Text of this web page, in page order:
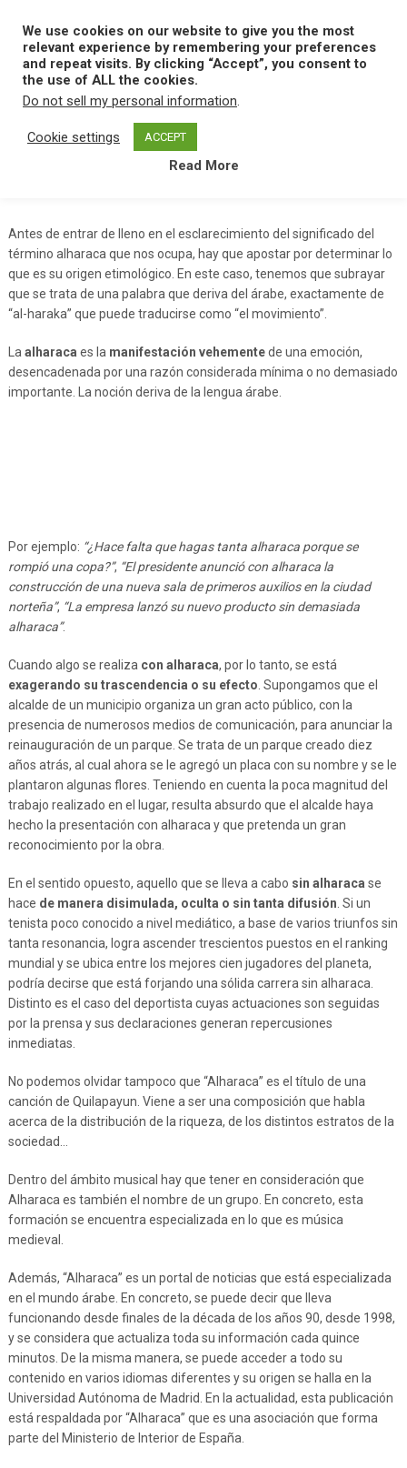
content
MENU
Home A Alharaca
Antes de entrar de lleno en el esclarecimiento del significado del
término alharaca que nos ocupa, hay que apostar por determinar lo
que es su origen etimológico. En este caso, tenemos que subrayar
que se trata de una palabra que deriva del árabe, exactamente de
“al-haraka” que puede traducirse como “el movimiento”.
La alharaca es la manifestación vehementede una emoción,
desencadenada por una razón considerada mínima o no demasiado
importante. La noción deriva de la lengua árabe.
Por ejemplo: “¿Hace falta que hagas tanta alharaca porque se
rompió una copa?”, “El presidente anunció con alharaca la
construcción de una nueva sala de primeros auxilios en la ciudad
norteña”, “La empresa lanzó su nuevo producto sin demasiada
alharaca”.
Cuando algo se realiza con alharaca, por lo tanto, se está
exagerando su trascendencia o su efecto . Supongamos que el
alcalde de un municipio organiza un gran acto público, con la
presencia de numerosos medios de comunicación, para anunciar la
reinauguración de un parque. Se trata de un parque creado diez
años atrás, al cual ahora se le agregó un placa con su nombre y se le
plantaron algunas flores. Teniendo en cuenta la poca magnitud del
trabajo realizado en el lugar, resulta absurdo que el alcalde haya
hecho la presentación con alharaca y que pretenda un gran
reconocimiento por la obra.
En el sentido opuesto, aquello que se lleva a cabo sin alharaca se
hace de manera disimulada, oculta o sin tanta difusión . Si un
tenista poco conocido a nivel mediático, a base de varios triunfos sin
tanta resonancia, logra ascender trescientos puestos en el ranking
mundial y se ubica entre los mejores cien jugadores del planeta,
podría decirse que está forjando una sólida carrera sin alharaca.
Distinto es el caso del deportista cuyas actuaciones son seguidas
por la prensa y sus declaraciones generan repercusiones
inmediatas.
No podemos olvidar tampoco que “Alharaca” es el título de una
canción de Quilapayun. Viene a ser una composición que habla
acerca de la distribución de la riqueza, de los distintos estratos de la
sociedad…
Dentro del ámbito musical hay que tener en consideración que
Alharaca es también el nombre de un grupo. En concreto, esta
formación se encuentra especializada en lo que es música
medieval.
Además, “Alharaca” es un portal de noticias que está especializada
en el mundo árabe. En concreto, se puede decir que lleva
funcionando desde finales de la década de los años 90, desde 1998,
y se considera que actualiza toda su información cada quince
minutos. De la misma manera, se puede acceder a todo su
contenido en varios idiomas diferentes y su origen se halla en la
Universidad Autónoma de Madrid. En la actualidad, esta publicación
está respaldada por “Alharaca” que es una asociación que forma
parte del Ministerio de Interior de España.
We use cookies on our website to give you the most
relevant experience by remembering your preferences
and repeat visits. By clicking “Accept”, you consent to
the use of ALL the cookies.
Do not sell my personal information.
Cookie settings ACCEPT
Read More